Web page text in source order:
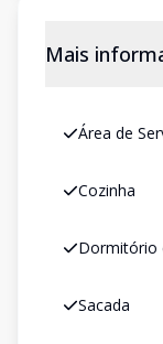
Mais
Área de
Cozinha
Dormitório
Sacada